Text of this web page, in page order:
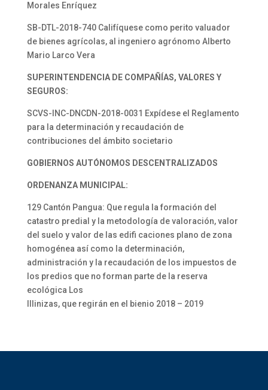
Morales Enríquez
SB-DTL-2018-740 Califíquese como perito valuador
de bienes agrícolas, al ingeniero agrónomo Alberto
Mario Larco Vera
SUPERINTENDENCIA DE COMPAÑÍAS, VALORES Y
SEGUROS:
SCVS-INC-DNCDN-2018-0031 Expídese el Reglamento
para la determinación y recaudación de
contribuciones del ámbito societario
GOBIERNOS AUTÓNOMOS DESCENTRALIZADOS
ORDENANZA MUNICIPAL:
129 Cantón Pangua: Que regula la formación del
catastro predial y la metodología de valoración, valor
del suelo y valor de las edifi caciones plano de zona
homogénea así como la determinación,
administración y la recaudación de los impuestos de
los predios que no forman parte de la reserva
ecológica Los
Illinizas, que regirán en el bienio 2018 – 2019